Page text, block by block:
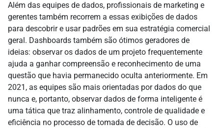
Além das equipes de dados, profissionais de marketing e
gerentes também recorrem a essas exibições de dados
para descobrir e usar padrões em sua estratégia comercial
geral. Dashboards também são ótimos geradores de
ideias: observar os dados de um projeto frequentemente
ajuda a ganhar compreensão e reconhecimento de uma
questão que havia permanecido oculta anteriormente. Em
2021, as equipes são mais orientadas por dados do que
nunca e, portanto, observar dados de forma inteligente é
uma tática que traz alinhamento, controle de qualidade e
eficiência no processo de tomada de decisão. O uso de